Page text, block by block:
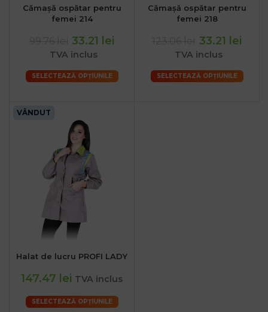
Cămașă ospătar pentru
femei 214
33.21 lei
TVA inclus
SELECTEAZĂ OPȚIUNILE
Cămașă ospătar pentru
femei 218
33.21 lei
TVA inclus
SELECTEAZĂ OPȚIUNILE
VÂNDUT
Halat de lucru PROFI LADY
147.47 lei TVA inclus
SELECTEAZĂ OPȚIUNILE